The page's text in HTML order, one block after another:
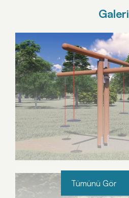
Galeri
Tümünü Gör